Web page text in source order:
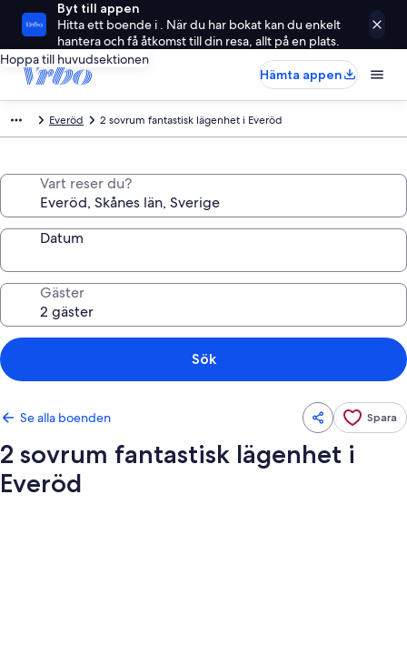
Byt till appen
Hitta ett boende i . När du har bokat kan du enkelt
hantera och få åtkomst till din resa, allt på en plats.
Hoppa till huvudsektionen
Hämta appen
Everöd 2 sovrum fantastisk lägenhet i Everöd
Vart reser du?
Datum
Gäster
Sök
Se alla boenden Spara
2 sovrum fantastisk lägenhet i
Everöd